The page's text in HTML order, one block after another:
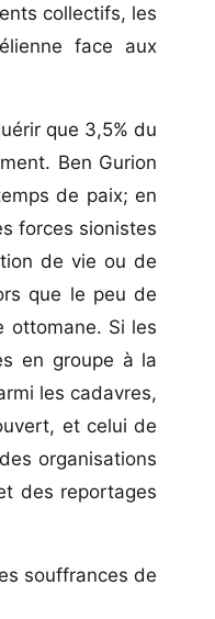
collectifs, les
face aux
que 3,5% du
Ben Gurion
de paix; en
forces sionistes
de vie ou de
que le peu de
ottomane. Si les
en groupe à la
les cadavres,
et celui de
organisations
des reportages
souffrances de